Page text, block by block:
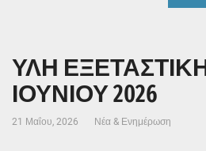
ΥΛΗ
ΙΟΥΝΙΟΥ 2026
21 Μαΐου, 2026 Νέα & Ενημέρωση